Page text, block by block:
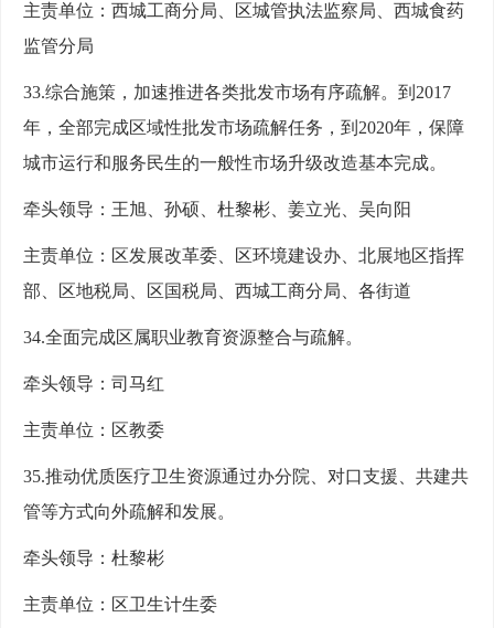
主责单位：西城工商分局、区城管执法监察局、西城食药
监管分局
33.综合施策，加速推进各类批发市场有序疏解。到2017
年，全部完成区域性批发市场疏解任务，到2020年，保障
城市运行和服务民生的一般性市场升级改造基本完成。
牵头领导：王旭、孙硕、杜黎彬、姜立光、吴向阳
主责单位：区发展改革委、区环境建设办、北展地区指挥
部、区地税局、区国税局、西城工商分局、各街道
34.全面完成区属职业教育资源整合与疏解。
牵头领导：司马红
主责单位：区教委
35.推动优质医疗卫生资源通过办分院、对口支援、共建共
管等方式向外疏解和发展。
牵头领导：杜黎彬
主责单位：区卫生计生委